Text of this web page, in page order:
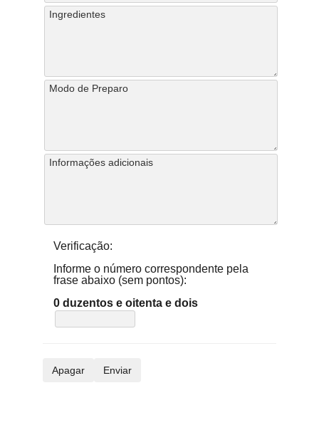
Verificação:
Informe o número correspondente pela
frase abaixo (sem pontos):
0 duzentos e oitenta e dois